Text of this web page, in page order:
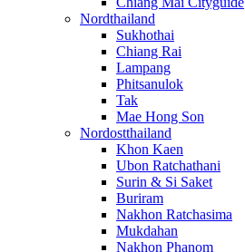
Nordthailand
Sukhothai
Chiang Rai
Lampang
Phitsanulok
Tak
Mae Hong Son
Nordostthailand
Khon Kaen
Ubon Ratchathani
Surin & Si Saket
Buriram
Nakhon Ratchasima
Mukdahan
Nakhon Phanom